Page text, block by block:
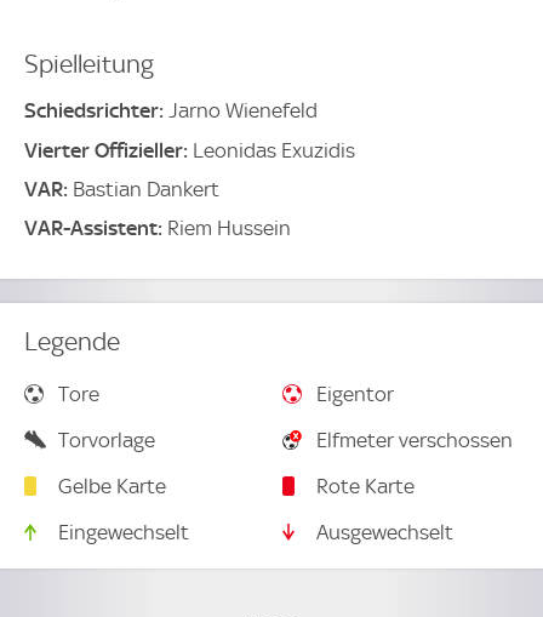
Spielleitung
Schiedsrichter: Jarno Wienefeld
Vierter Offizieller: Leonidas Exuzidis
VAR: Bastian Dankert
VAR-Assistent: Riem Hussein
Legende
Tore
Eigentor
Torvorlage
Elfmeter verschossen
Gelbe Karte
Rote Karte
Eingewechselt
Ausgewechselt